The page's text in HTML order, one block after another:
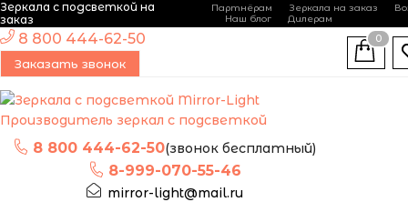
Зеркала с подсветкой на
заказ
Партнёрам Зеркала на заказ
Наш блог
Дилерам
Производитель зеркал с подсветкой
8 800 444-62-50(звонок бесплатный)
8-999-070-55-46
mirror-light@mail.ru
8 800 444-62-50
Заказать звонок
0
ЭТО ЗЕРКАЛО МЫ
МОЖЕМ ИЗГОТОВИТЬ
ПО ВАШИМ
-